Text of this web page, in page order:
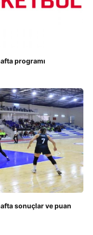
programı
sonuçlar ve puan